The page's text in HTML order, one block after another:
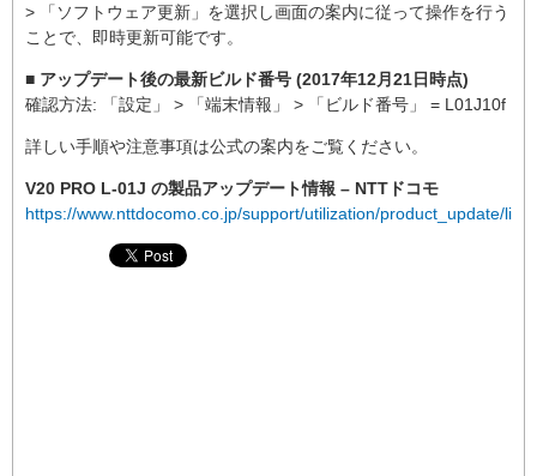
> 「ソフトウェア更新」を選択し画面の案内に従って操作を行う
ことで、即時更新可能です。
■ アップデート後の最新ビルド番号 (2017年12月21日時点)
確認方法: 「設定」 > 「端末情報」 > 「ビルド番号」 = L01J10f
詳しい手順や注意事項は公式の案内をご覧ください。
V20 PRO L-01J の製品アップデート情報 – NTTドコモ
https://www.nttdocomo.co.jp/support/utilization/product_update/list/